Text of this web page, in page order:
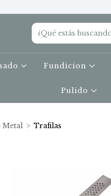
Fundicion
Pulido
Metal > Trafilas